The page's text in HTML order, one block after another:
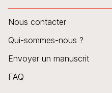
Nous contacter
Qui-sommes-nous ?
Envoyer un manuscrit
FAQ